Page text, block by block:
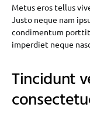
Metus eros tellus
Justo neque nam
condimentum
imperdiet neque
Tincidunt